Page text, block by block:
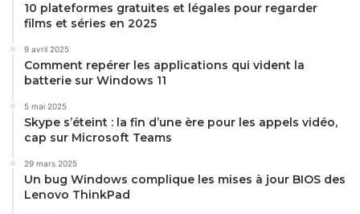
10 plateformes gratuites et légales pour regarder
films et séries en 2025
9 avril 2025
Comment repérer les applications qui vident la
batterie sur Windows 11
5 mai 2025
Skype s’éteint : la fin d’une ère pour les appels vidéo,
cap sur Microsoft Teams
29 mars 2025
Un bug Windows complique les mises à jour BIOS des
Lenovo ThinkPad